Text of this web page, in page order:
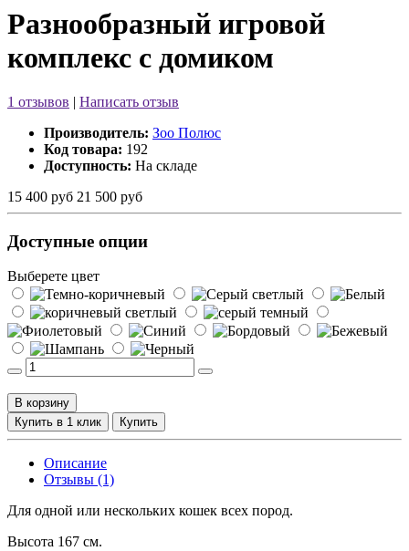
Разнообразный игровой
комплекс с домиком
1 отзывов | Написать отзыв
Производитель: Зоо Полюс
Код товара: 192
Доступность: На складе
15 400 руб 21 500 руб
Доступные опции
Выберете цвет
В корзину
Купить в 1 клик
Купить
Описание
Отзывы (1)
Для одной или нескольких кошек всех пород.
Высота 167 см.